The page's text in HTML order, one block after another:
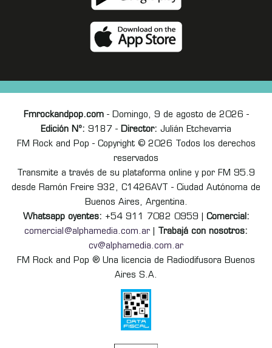
Fmrockandpop.com- Domingo, 9 de agosto de 2026 -
Edición Nº: 9187 - Director: Julián Etchevarria
FM Rock and Pop - Copyright © 2026 Todos los derechos
reservados
Transmite a través de su plataforma online y por FM 95.9
desde Ramón Freire 932, C1426AVT - Ciudad Autónoma de
Buenos Aires, Argentina.
Whatsapp oyentes: +54 911 7082 0959 | Comercial:
comercial@alphamedia.com.ar
Trabajá con nosotros:
cv@alphamedia.com.ar
FM Rock and Pop ® Una licencia de Radiodifusora Buenos
Aires S.A.